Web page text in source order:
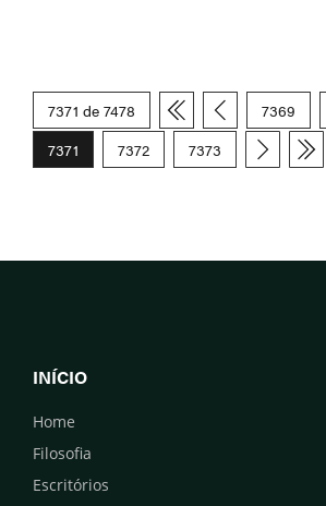
7371 de 7478 7369
7371
7372 7373
INÍCIO
Home
Filosofia
Escritórios